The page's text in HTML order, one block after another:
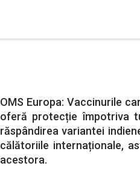
OMS Europa: Vaccinurile
oferă protecție împotriva
răspândirea variantei
călătoriile internaționale,
acestora.